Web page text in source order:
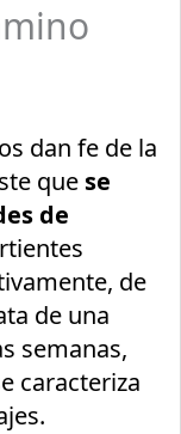
dan fe de la
que se
de
de
de una
semanas,
caracteriza